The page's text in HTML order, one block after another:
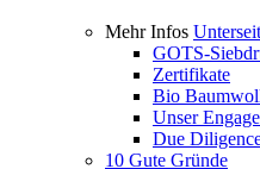
Mehr Infos
GOTS-
Zertifikate
Bio
Unser
Due
10 Gute Gründe